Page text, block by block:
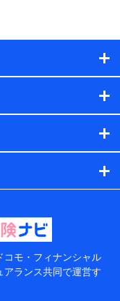
離などの情報、建
改案内等を提供し
ナンシャルグルー
関する情報。例と
、住所、生年月
係、保険加入の目
のお支払方法、車
物の構造や築年数
の情報などが含ま
タを取得する方法
グループ
コモ・フィナンシャル
アランス共同で運営す